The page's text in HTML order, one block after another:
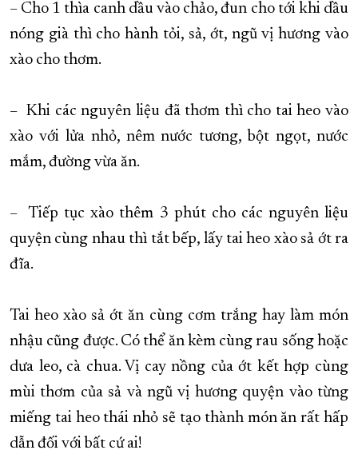
– Cho 1 thìa canh dầu vào chảo, đun cho tới khi dầu
nóng già thì cho hành tỏi, sả, ớt, ngũ vị hương vào
xào cho thơm.
– Khi các nguyên liệu đã thơm thì cho tai heo vào
xào với lửa nhỏ, nêm nước tương, bột ngọt, nước
mắm, đường vừa ăn.
– Tiếp tục xào thêm 3 phút cho các nguyên liệu
quyện cùng nhau thì tắt bếp, lấy tai heo xào sả ớt ra
đĩa.
Tai heo xào sả ớt ăn cùng cơm trắng hay làm món
nhậu cũng được. Có thể ăn kèm cùng rau sống hoặc
dưa leo, cà chua. Vị cay nồng của ớt kết hợp cùng
mùi thơm của sả và ngũ vị hương quyện vào từng
miếng tai heo thái nhỏ sẽ tạo thành món ăn rất hấp
dẫn đối với bất cứ ai!